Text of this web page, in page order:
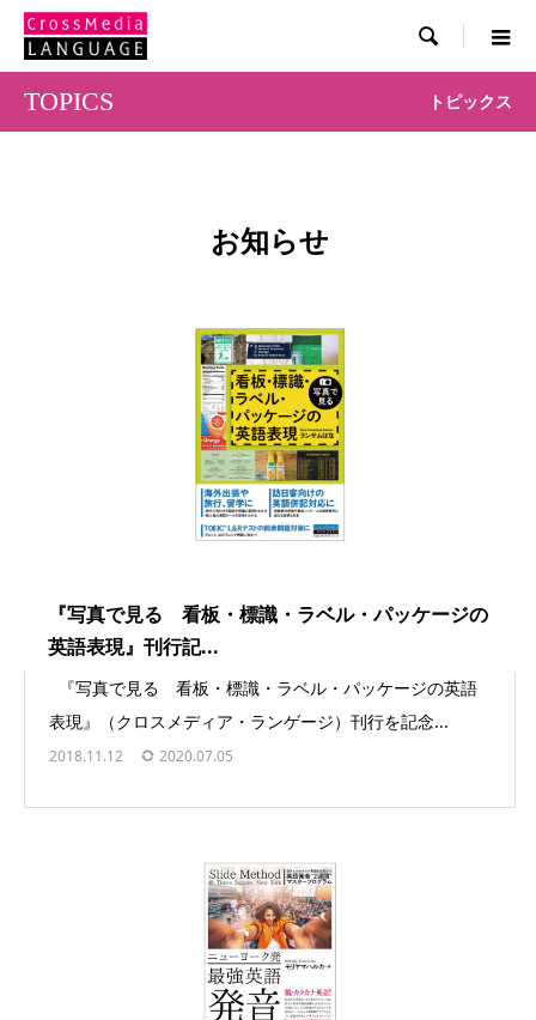

TOPICS トピックス
お知らせ
『写真で見る 看板・標識・ラベル・パッケージの
英語表現』刊行記...
『写真で見る 看板・標識・ラベル・パッケージの英語
表現』（クロスメディア・ランゲージ）刊行を記念...
2018.11.12 2020.07.05